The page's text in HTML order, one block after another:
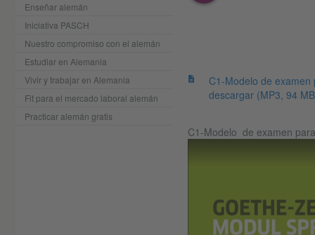
Enseñar alemán
Iniciativa PASCH
Nuestro compromiso con el alemán
Estudiar en Alemania
Vivir y trabajar en Alemania
Fit para el mercado laboral alemán
Practicar alemán gratis
C1-Modelo de
descargar (MP3, 94
C1-Modelo de examen